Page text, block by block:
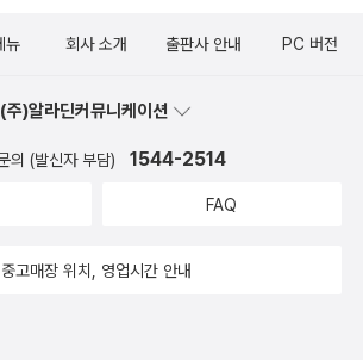
뉴 회사 소개 출판사 안내 PC 버전
(주)알라딘커뮤니케이션
의 (발신자 부담) 1544-2514
FAQ
중고매장 위치, 영업시간 안내